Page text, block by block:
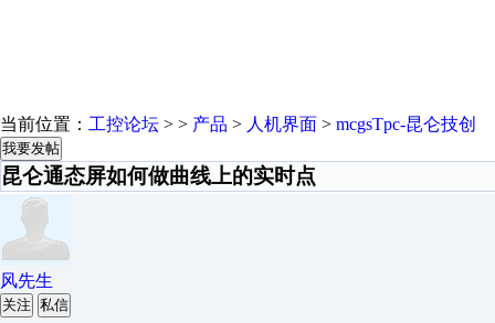
当前位置： 工控论坛 > > 产品 > 人机界面 > mcgsTpc-昆仑技创
我要发帖
昆仑通态屏如何做曲线上的实时点
风先生
关注 私信